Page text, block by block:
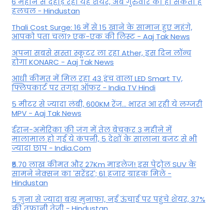
हलचल - Hindustan
Thali Cost Surge: 16 में से 15 खाने के सामान हुए महंगे,
आपको पता चला? एक-एक की लिस्ट - Aaj Tak News
अपना सबसे सस्ता स्कूटर ला रहा Ather, इस दिन लॉन्च
होगा KONARC - Aaj Tak News
आधी कीमत में मिल रहा 43 इंच वाला LED Smart TV,
फ्लिपकार्ट पर तगड़ा ऑफर - India TV Hindi
5 मीटर से ज्यादा लंबी, 600KM रेंज... भारत आ रही ये लग्जरी
MPV - Aaj Tak News
ईरान-अमेरिका की जंग में तेल बेचकर 3 महीने में
मालामाल हो गई ये कंपनी, 5 देशों के सालाना बजट से भी
ज्यादा छाप - India.Com
₹5.70 लाख कीमत और 27Km माइलेज! इस पेट्रोल SUV के
सामने नेक्सन का 'सरेंडर'; 61 हजार ग्राहक मिले -
Hindustan
5 गुना से ज्यादा बढ़ा मुनाफा, नई ऊंचाई पर पहुंचे शेयर, 37%